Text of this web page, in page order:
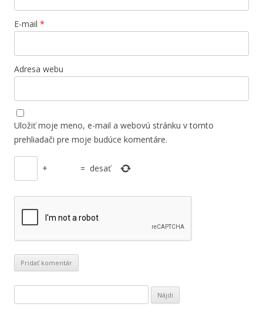
E-mail *
Adresa webu
Uložiť moje meno, e-mail a webovú stránku v tomto
prehliadači pre moje budúce komentáre.
+ = desať